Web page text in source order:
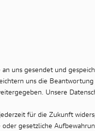
uns gesendet und
uns die
Unsere
für die Zukunft
gesetzliche